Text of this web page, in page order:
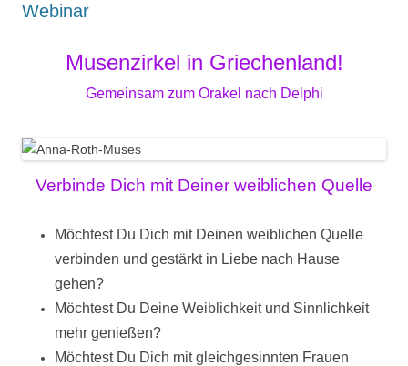
Webinar
Musenzirkel in Griechenland!
Gemeinsam zum Orakel nach Delphi
Verbinde Dich mit Deiner weiblichen Quelle
Möchtest Du Dich mit Deinen weiblichen Quelle
verbinden und gestärkt in Liebe nach Hause
gehen?
Möchtest Du Deine Weiblichkeit und Sinnlichkeit
mehr genießen?
Möchtest Du Dich mit gleichgesinnten Frauen